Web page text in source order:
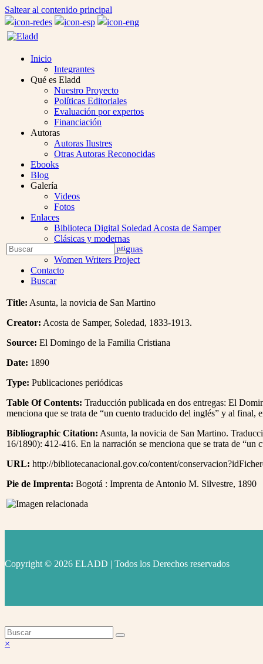
Saltear al contenido principal
Inicio
Integrantes
Qué es Eladd
Nuestro Proyecto
Políticas Editoriales
Evaluación por expertos
Financiación
Autoras
Autoras Ilustres
Otras Autoras Reconocidas
Ebooks
Blog
Galería
Videos
Fotos
Enlaces
Biblioteca Digital Soledad Acosta de Samper
Clásicas y modernas
Colección Las Antiguas
Women Writers Project
Contacto
Buscar
Open
Mobile
Menu
Buscar
Enviar
Title: Asunta, la novicia de San Martino
Creator: Acosta de Samper, Soledad, 1833-1913.
Source: El Domingo de la Familia Cristiana
Date: 1890
Type: Publicaciones periódicas
Table Of Contents: Traducción publicada en dos entregas: El
menciona que se trata de “un cuento traducido del inglés” y al
Bibliographic Citation: Asunta, la novicia de San Martino.
16/1890): 412-416. En la narración se menciona que se trata de
URL: http://bibliotecanacional.gov.co/content/
Pie de Imprenta: Bogotá : Imprenta de Antonio M. Silvestre, 1890
Copyright © 2026 ELADD | Todos los Derechos reservados
Volver
×